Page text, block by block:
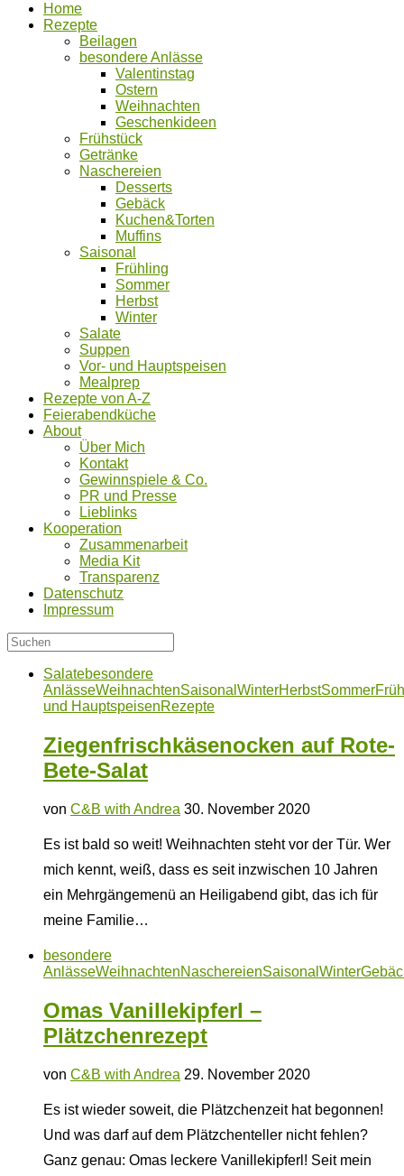
Home
Rezepte
Beilagen
besondere Anlässe
Valentinstag
Ostern
Weihnachten
Geschenkideen
Frühstück
Getränke
Naschereien
Desserts
Gebäck
Kuchen&Torten
Muffins
Saisonal
Frühling
Sommer
Herbst
Winter
Salate
Suppen
Vor- und Hauptspeisen
Mealprep
Rezepte von A-Z
Feierabendküche
About
Über Mich
Kontakt
Gewinnspiele & Co.
PR und Presse
Lieblinks
Kooperation
Zusammenarbeit
Media Kit
Transparenz
Datenschutz
Impressum
Salatebesondere
AnlässeWeihnachtenSaisonal WinterHerbstSommer
und HauptspeisenRezepte
Ziegenfrischkäsenocken auf Rote-
Bete-Salat
von C&B with Andrea 30. November 2020
Es ist bald so weit! Weihnachten steht vor der Tür. Wer
mich kennt, weiß, dass es seit inzwischen 10 Jahren
ein Mehrgängemenü an Heiligabend gibt, das ich für
meine Familie…
besondere
AnlässeWeihnachtenNaschereienSaisonal Winter
Omas Vanillekipferl –
Plätzchenrezept
von C&B with Andrea 29. November 2020
Es ist wieder soweit, die Plätzchenzeit hat begonnen!
Und was darf auf dem Plätzchenteller nicht fehlen?
Ganz genau: Omas leckere Vanillekipferl! Seit mein